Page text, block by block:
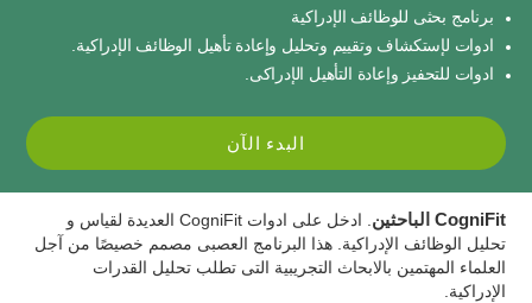
برنامج بحثى للوظائف الإدراكية
ادوات لإستكشاف وتقييم وتحليل وإعادة تأهيل الوظائف الإدراكية.
ادوات للتحفيز وإعادة التأهيل الإدراكى.
البدء الآن
CogniFit الباحثين
. ادخل على ادوات CogniFit العديدة لقياس و
تحليل الوظائف الإدراكية. هذا البرنامج العصبى مصمم خصيصًا من آجل
العلماء المهتمين بالابحاث التجريبية التى تطلب تحليل القدرات
الإدراكية.